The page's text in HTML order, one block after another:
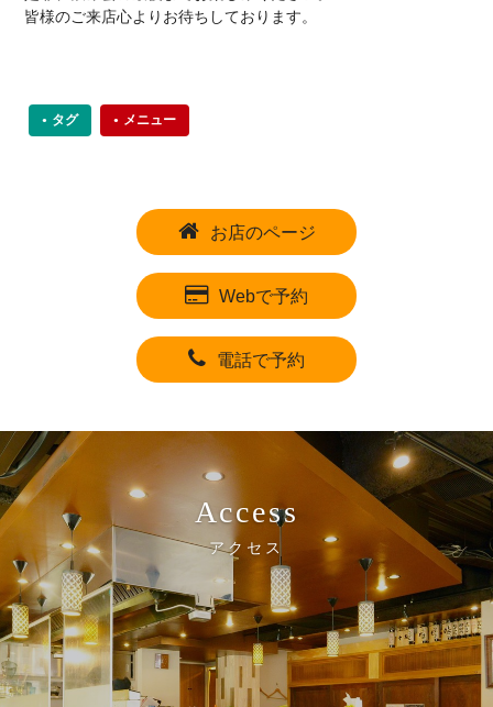
皆様のご来店心よりお待ちしております。
タグ メニュー
お店のページ
Webで予約
電話で予約
Access
アクセス